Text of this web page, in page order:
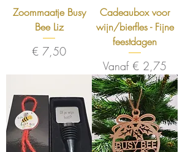
Zoommaatje Busy
Bee Liz
Prijs
€ 7,50
Cadeaubox voor
wijn/bierfles - Fijne
feestdagen
Vanaf € 2,75
Verkoopprijs